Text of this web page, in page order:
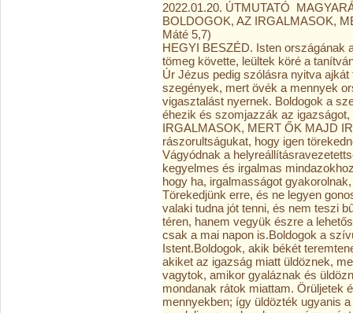
2022.01.20. ÚTMUTATÓ
BOLDOGOK, AZ IRGALMASOK,
Máté 5,7)
HEGYI BESZÉD. Isten országának
tömeg követte, leültek köré a
Úr Jézus pedig szólásra nyitva
szegények, mert övék a mennyek
vigasztalást nyernek. Boldogok a
éhezik és szomjazzák az
IRGALMASOK, MERT ŐK MAJD
rászorultságukat, hogy igen
Vágyódnak a
kegyelmes és irgalmas
hogy ha, irgalmasságot
Törekedjünk erre, és ne legyen
valaki tudna jót tenni, és nem teszi
téren, hanem vegyük észre a
csak a mai napon is.Boldogok a
Istent.Boldogok, akik békét
akiket az igazság miatt üldöznek,
vagytok, amikor gyaláznak és
mondanak rátok miattam. Örüljetek
mennyekben; így üldözték ugyanis